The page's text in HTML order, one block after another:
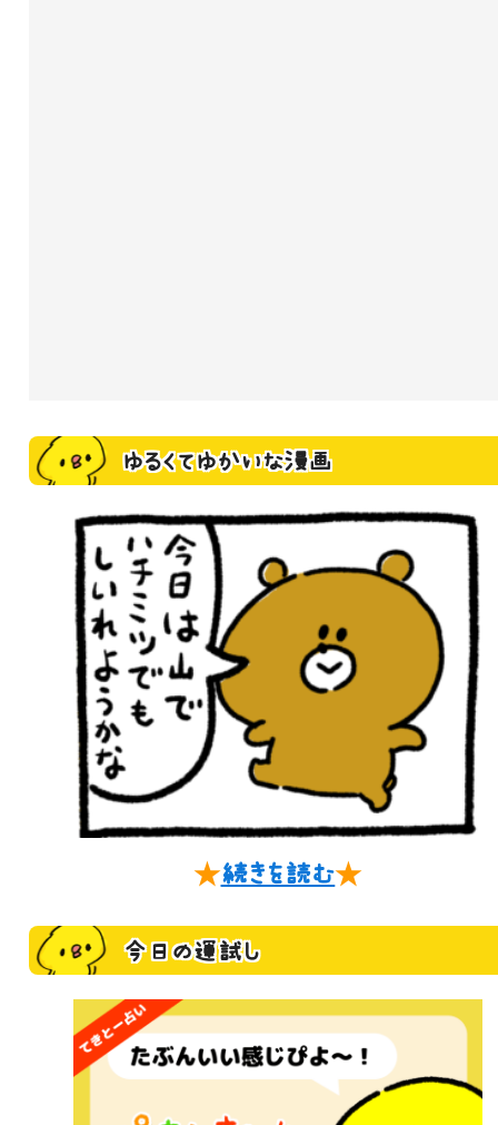
ゆるくてゆかいな漫画
★続きを読む★
今日の運試し